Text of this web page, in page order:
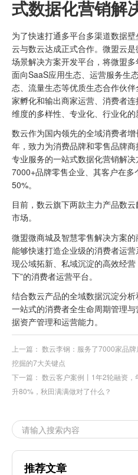
式数据化营销解
为了快速打通多平台多渠道数据
云与数云达成正式合作。微盟云
场景解决方案开发平台，将微盟
面向SaaS应用生态、运营服务生
态、流量生态等优质生态合作伙
家孵化和输出商家运营、消费者
维度的多样性、专业化、行业化的
数云作为国内领先的全域消费者增
年，致力为消费品牌和零售品牌
专业服务的一站式数据化营销解
7000+品牌零售企业、其客户在
50%。
目前，数云旗下两款主力产品数云
市场。
微盟微商城及智慧零售解决方案
能够快速打造企业级的消费者运营
现公域拓新、私域沉淀的高效经营
下”的消费者运营平台。
结合数云产品的全域数据沉淀分析
一站式的消费者全生命周期管理与
据资产管理和运营能力。
上一篇： 数云李钢：服务了7000家品
挖掘的7大关键点
下一篇： 数云客户案例丨1年2轮融资
升80%，秋田满满做对了什么？
推荐文章